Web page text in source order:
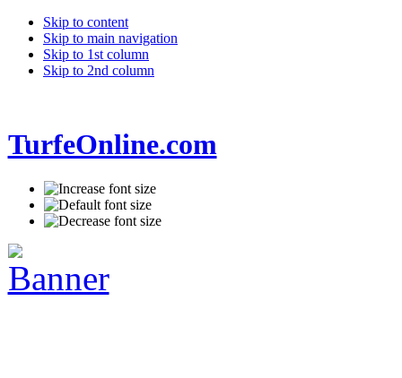
Skip to content
Skip to main navigation
Skip to 1st column
Skip to 2nd column
TurfeOnline.com